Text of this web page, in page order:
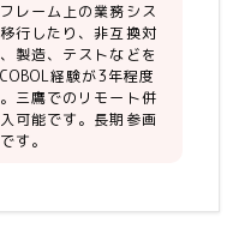
レーム上の業務シス
行したり、非互換対
製造、テストなどを
経験が3年程度
三鷹でのリモート併
可能です。長期参画
す。